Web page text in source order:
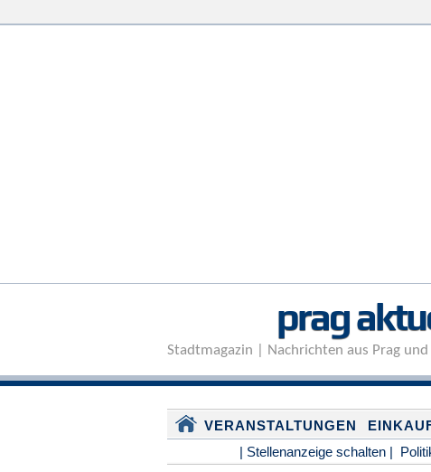
prag
Stadtmagazin | Nachrichten aus Prag
VERANSTALTUNGEN
| Stellenanzeige schalten |